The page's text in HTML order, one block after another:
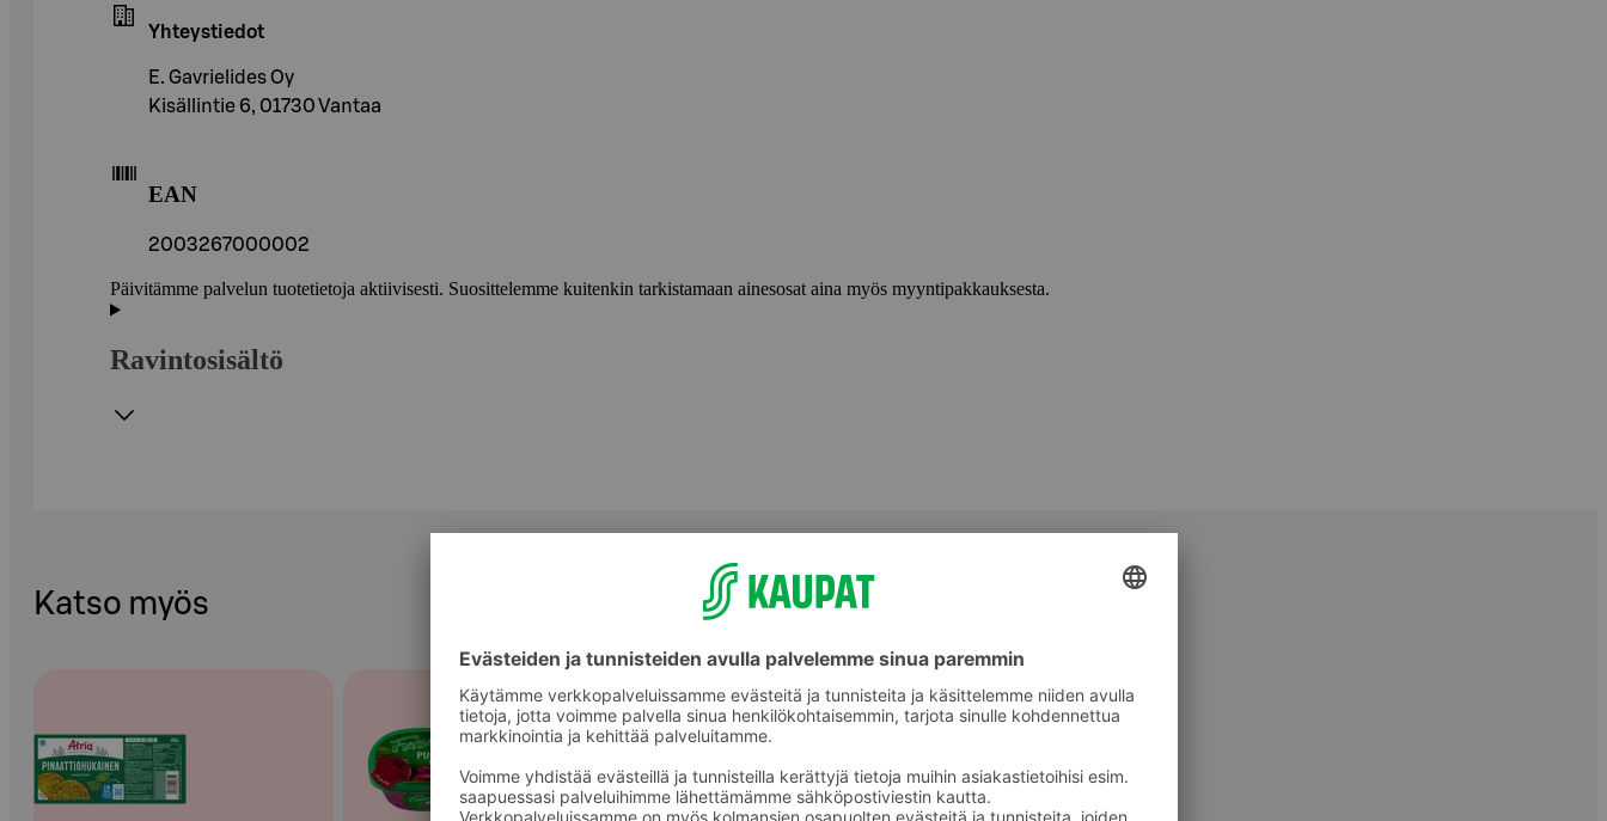
Yhteystiedot
E. Gavrielides Oy
Kisällintie 6, 01730 Vantaa
EAN
2003267000002
Päivitämme palvelun tuotetietoja aktiivisesti. Suosittelemme kuitenkin tarkistamaan ainesosat aina myös myyntipakkauksesta.
Ravintosisältö
Katso myös